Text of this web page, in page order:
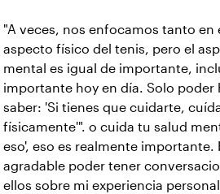
"A veces, nos enfocamos tanto en
aspecto físico del tenis, pero el
mental es igual de importante,
importante hoy en día. Solo poder
saber: 'Si tienes que cuidarte,
físicamente'". o cuida tu salud
eso', eso es realmente importante.
agradable poder tener
ellos sobre mi experiencia